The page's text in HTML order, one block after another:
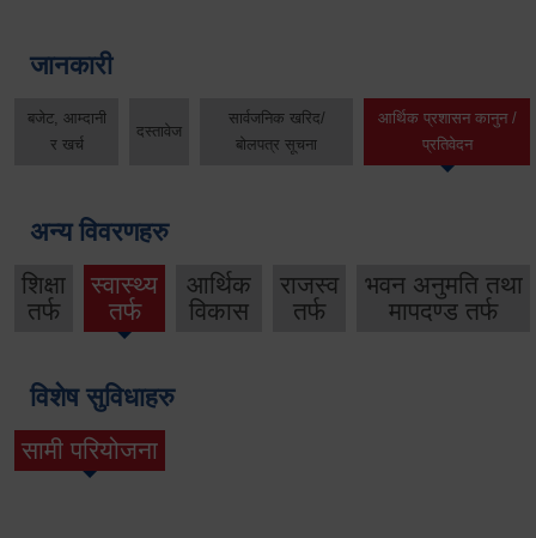
जानकारी
बजेट, आम्दानी
र खर्च
दस्तावेज
सार्वजनिक खरिद/
बोलपत्र सूचना
आर्थिक प्रशासन कानुन /
प्रतिवेदन
अन्य विवरणहरु
शिक्षा
तर्फ
स्वास्थ्य
तर्फ
आर्थिक
विकास
राजस्व
तर्फ
भवन अनुमति तथा
मापदण्ड तर्फ
विशेष सुविधाहरु
सामी परियोजना
(active tab)